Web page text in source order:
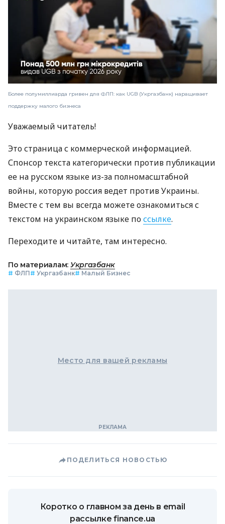
Более полумиллиарда гривен для ФЛП: как UGB (Укргазбанк) наращивает
поддержку малого бизнеса
Уважаемый читатель!
Это страница с коммерческой информацией.
Спонсор текста категорически против публикации
ее на русском языке из-за полномасштабной
войны, которую россия ведет против Украины.
Вместе с тем вы всегда можете ознакомиться с
текстом на украинском языке поссылке.
Переходите и читайте, там интересно.
По материалам: Укргазбанк
# ФЛП# Укргазбанк# Малый Бизнес
Место для вашей рекламы
ПОДЕЛИТЬСЯ НОВОСТЬЮ
Коротко о главном за день в email
рассылке finance.ua